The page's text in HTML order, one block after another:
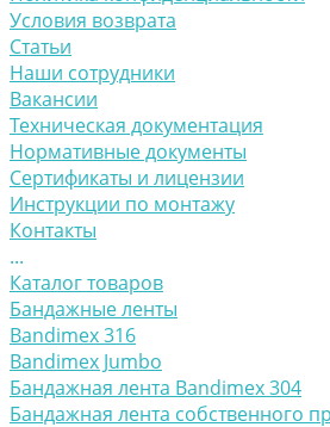
Условия возврата
Статьи
Наши сотрудники
Вакансии
Техническая документация
Нормативные документы
Сертификаты и лицензии
Инструкции по монтажу
Контакты
...
Каталог товаров
Бандажные ленты
Bandimex 316
Bandimex Jumbo
Бандажная лента Bandimex 304
Бандажная лента собственного